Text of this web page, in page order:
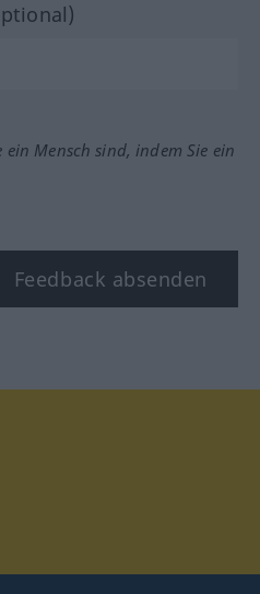
ein Mensch sind, indem Sie ein
Feedback absenden